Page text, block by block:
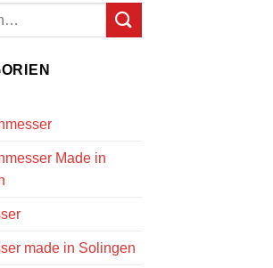
Made in
made in Solingen